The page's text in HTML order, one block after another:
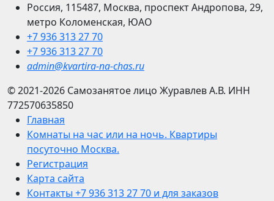
Россия, 115487, Москва, проспект Андропова, 29,
метро Коломенская, ЮАО
+7 936 313 27 70
+7 936 313 27 70
admin@kvartira-na-chas.ru
© 2021-2026 Самозанятое лицо Журавлев А.В. ИНН
772570635850
Главная
Комнаты на час или на ночь. Квартиры
посуточно Москва.
Регистрация
Карта сайта
Контакты +7 936 313 27 70 и для заказов